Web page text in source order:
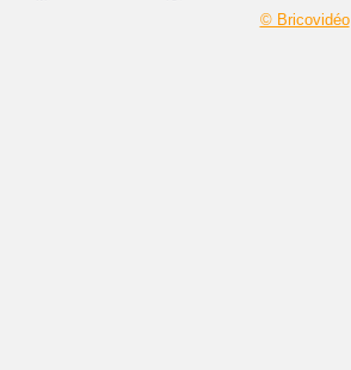
© Bricovidéo